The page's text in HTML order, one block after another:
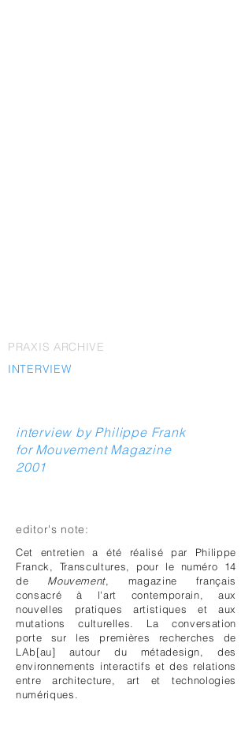
PRAXIS ARCHIVE
INTERVIEW
interview by Philippe Frank
for Mouvement Magazine
2001
editor's note:
Cet entretien a été réalisé par Philippe
Franck, Transcultures, pour le numéro 14
de Mouvement , magazine français
consacré à l'art contemporain, aux
nouvelles pratiques artistiques et aux
mutations culturelles. La conversation
porte sur les premières recherches de
LAb[au] autour du métadesign, des
environnements interactifs et des relations
entre architecture, art et technologies
numériques.